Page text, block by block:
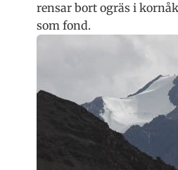
rensar bort ogräs i
som fond.